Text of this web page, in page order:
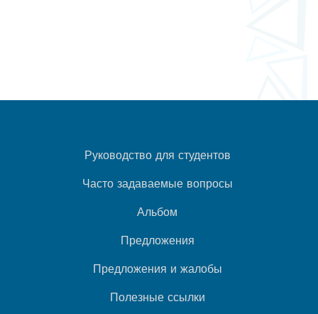
Руководство для студентов
Часто задаваемые вопросы
Альбом
Предложения
Предложения и жалобы
Полезные ссылки